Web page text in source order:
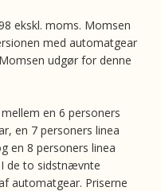
ekskl. moms. Momsen
med automatgear
udgør for denne
en 6 personers
en 7 personers linea
en 8 personers linea
de to sidstnævnte
automatgear. Priserne